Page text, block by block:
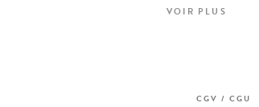
en garantissant la
Nos meilleures
VOIR PLUS
CGV / CGU